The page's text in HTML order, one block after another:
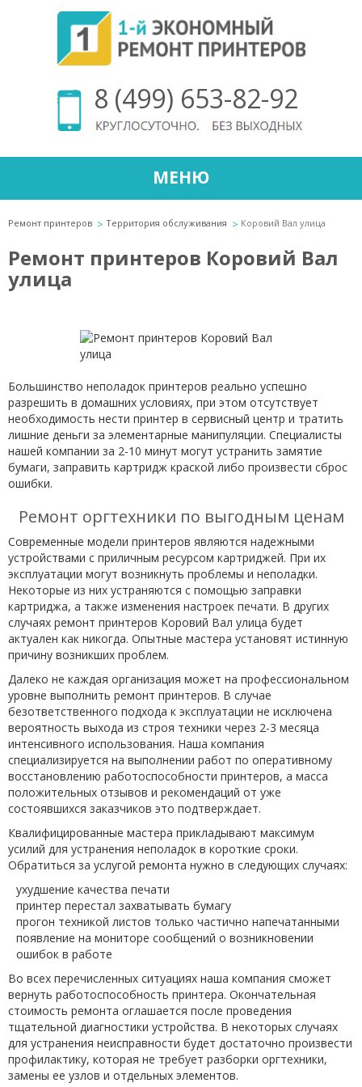
8 (499) 653-82-92
МЕНЮ
Ремонт принтеров Территория обслуживания Коровий Вал улица
Ремонт принтеров Коровий Вал
улица
Большинство неполадок принтеров реально успешно
разрешить в домашних условиях, при этом отсутствует
необходимость нести принтер в сервисный центр и тратить
лишние деньги за элементарные манипуляции. Специалисты
нашей компании за 2-10 минут могут устранить замятие
бумаги, заправить картридж краской либо произвести сброс
ошибки.
Ремонт оргтехники по выгодным ценам
Современные модели принтеров являются надежными
устройствами с приличным ресурсом картриджей. При их
эксплуатации могут возникнуть проблемы и неполадки.
Некоторые из них устраняются с помощью заправки
картриджа, а также изменения настроек печати. В других
случаях ремонт принтеров Коровий Вал улица будет
актуален как никогда. Опытные мастера установят истинную
причину возникших проблем.
Далеко не каждая организация может на профессиональном
уровне выполнить ремонт принтеров. В случае
безответственного подхода к эксплуатации не исключена
вероятность выхода из строя техники через 2-3 месяца
интенсивного использования. Наша компания
специализируется на выполнении работ по оперативному
восстановлению работоспособности принтеров, а масса
положительных отзывов и рекомендаций от уже
состоявшихся заказчиков это подтверждает.
Квалифицированные мастера прикладывают максимум
усилий для устранения неполадок в короткие сроки.
Обратиться за услугой ремонта нужно в следующих случаях:
ухудшение качества печати
принтер перестал захватывать бумагу
прогон техникой листов только частично напечатанными
появление на мониторе сообщений о возникновении
ошибок в работе
Во всех перечисленных ситуациях наша компания сможет
вернуть работоспособность принтера. Окончательная
стоимость ремонта оглашается после проведения
тщательной диагностики устройства. В некоторых случаях
для устранения неисправности будет достаточно произвести
профилактику, которая не требует разборки оргтехники,
замены ее узлов и отдельных элементов.